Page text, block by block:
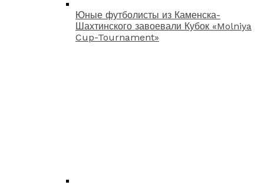
Юные футболисты из Каменска-
Шахтинского завоевали Кубок «Molniya
Cup-Tournament»